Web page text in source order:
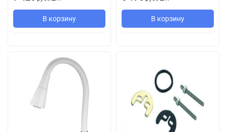
В корзину В корзину